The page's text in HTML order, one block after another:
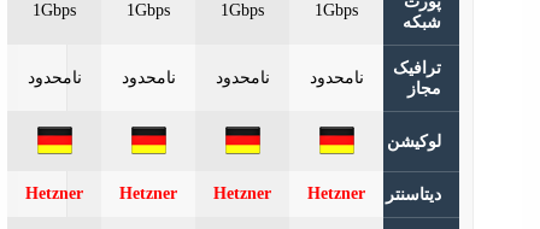
1Gbps 1Gbps 1Gbps 1Gbps
نامحدود نامحدود نامحدود نامحدود
Hetzner Hetzner Hetzner Hetzner